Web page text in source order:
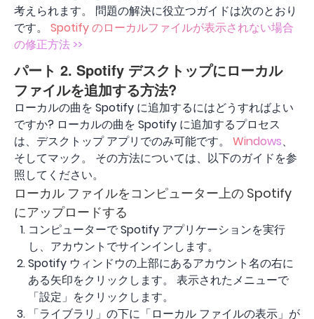
考えられます。 問題の解決に役立つガイドは次のとおり
です。 Spotify のローカルファイルが表示されない場合
の修正方法 >>
パート 2. Spotify デスクトップにローカル
ファイルを追加する方法?
ローカルの曲を Spotify に追加するにはどうすればよい
ですか? ローカルの曲を Spotify に追加するプロセス
は、デスクトップ アプリでのみ可能です。 Windows、
そしてマック。 その方法については、以下のガイドを参
照してください。
ローカル ファイルをコンピューター上の Spotify
にアップロードする
コンピューターで Spotify アプリケーションを実行
し、アカウントでサインインします。
Spotify ウィンドウの上部にあるアカウント名の右に
ある矢印をクリックします。 表示されたメニューで
「設定」をクリックします。
「ライブラリ」の下に「ローカル ファイルの表示」が